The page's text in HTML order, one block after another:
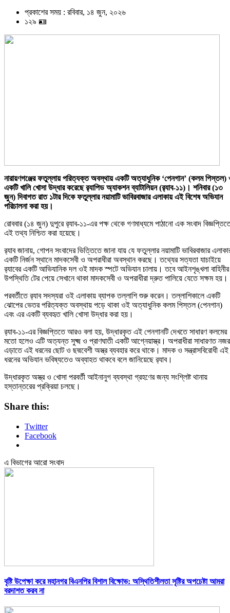
প্রকাশের সময় : রবিবার, ১৪ জুন, ২০২৬
১২৯ 🪪
নারায়ণগঞ্জের ফতুল্লায় পরিত্যক্ত অবস্থায় একটি অত্যাধুনিক ‘পেনগান’ (কলম পিস্তল)
একটি খালি খোসা উদ্ধার করেছে র‌্যাপিড অ্যাকশন ব্যাটালিয়ন (র‌্যাব-১১)। শনিবার (১৩
জুন) দিবাগত রাত ১টার দিকে ফতুল্লার নয়ামাটি ভাবিরবাজার এলাকায় এই বিশেষ অভিযান
পরিচালনা করা হয়।
রোববার (১৪ জুন) দুপুরে র‌্যাব-১১-এর পক্ষ থেকে গণমাধ্যমে পাঠানো এক সংবাদ
এই তথ্য নিশ্চিত করা হয়েছে।
র‌্যাব জানায়, গোপন সংবাদের ভিত্তিতে জানা যায় যে ফতুল্লার নয়ামাটি ভাবিরবাজার
একটি নির্জন স্থানে মাদকসেবী ও অপরাধীরা অবস্থান করছে। তথ্যের সত্যতা যাচাইয়ে
র‌্যাবের একটি আভিযানিক দল ওই মাদক স্পটে অভিযান চালায়। তবে আইনশৃঙ্খলা বাহিনীর
উপস্থিতি টের পেয়ে সেখানে থাকা মাদকসেবী ও অপরাধীরা দ্রুত পালিয়ে যেতে সক্ষম হয়।
পরবর্তীতে র‌্যাব সদস্যরা ওই এলাকায় ব্যাপক তল্লাশি শুরু করেন। তল্লাশিকালে একটি
ঝোপের ভেতর পরিত্যক্ত অবস্থায় পড়ে থাকা ওই অত্যাধুনিক কলম পিস্তল (পেনগান)
এবং এর একটি ব্যবহৃত খালি খোসা উদ্ধার করা হয়।
র‌্যাব-১১-এর বিজ্ঞপ্তিতে আরও বলা হয়, উদ্ধারকৃত এই পেনগানটি দেখতে সাধারণ কলমের
মতো হলেও এটি অত্যন্ত সুক্ষ্ম ও প্রাণঘাতী একটি আগ্নেয়াস্ত্র। অপরাধীরা সাধারণত নজর
এড়াতে এই ধরনের ছোট ও ছদ্মবেশী অস্ত্র ব্যবহার করে থাকে। মাদক ও সন্ত্রাসবিরোধী এই
ধরনের অভিযান ভবিষ্যতেও অব্যাহত থাকবে বলে জানিয়েছে র‌্যাব।
উদ্ধারকৃত অস্ত্র ও খোসা পরবর্তী আইনানুগ ব্যবস্থা গ্রহণের জন্য সংশ্লিষ্ট থানায়
হস্তান্তরের প্রক্রিয়া চলছে।
Share this:
Twitter
Facebook
এ বিভাগের আরো সংবাদ
বৃষ্টি উপেক্ষা করে মহানগর বিএনপির বিশাল বিক্ষোভ: অস্থিতিশীলতা সৃষ্টির অপচেষ্টা আমরা
বরদাশত করব না